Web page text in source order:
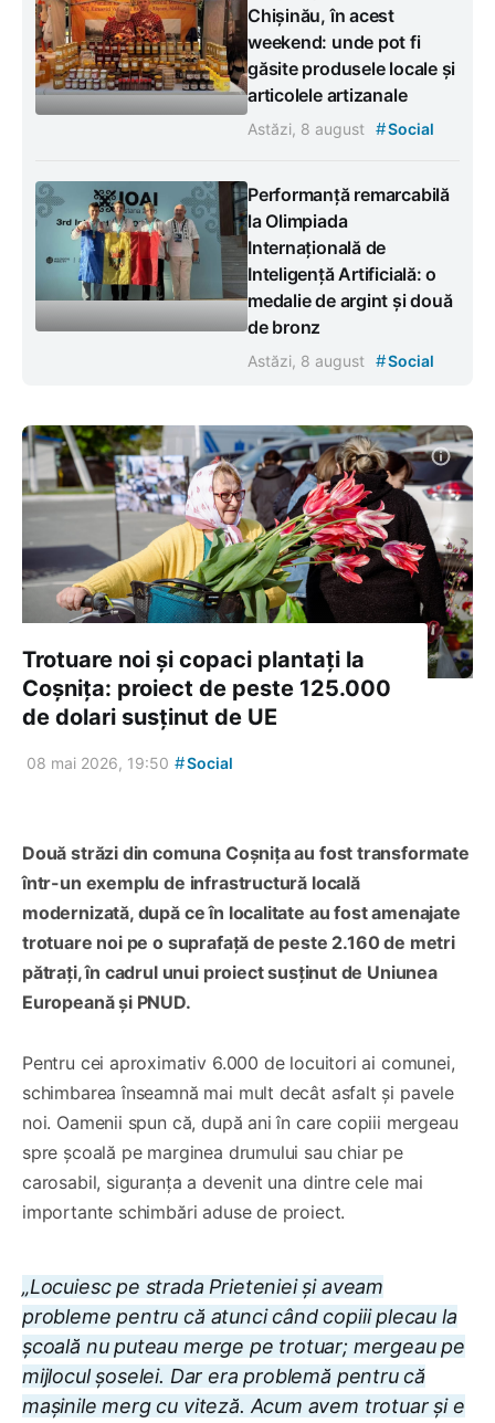
Chișinău, în acest
weekend: unde pot fi
găsite produsele locale și
articolele artizanale
Astăzi, 8 august #Social
Performanță remarcabilă
la Olimpiada
Internațională de
Inteligență Artificială: o
medalie de argint și două
de bronz
Astăzi, 8 august #Social
Trotuare noi și copaci plantați la
Coșnița: proiect de peste 125.000
de dolari susținut de UE
08 mai 2026, 19:50 #Social
Două străzi din comuna Coșnița au fost transformate
într-un exemplu de infrastructură locală
modernizată, după ce în localitate au fost amenajate
trotuare noi pe o suprafață de peste 2.160 de metri
pătrați, în cadrul unui proiect susținut de Uniunea
Europeană și PNUD.
Pentru cei aproximativ 6.000 de locuitori ai comunei,
schimbarea înseamnă mai mult decât asfalt și pavele
noi. Oamenii spun că, după ani în care copiii mergeau
spre școală pe marginea drumului sau chiar pe
carosabil, siguranța a devenit una dintre cele mai
importante schimbări aduse de proiect.
„Locuiesc pe strada Prieteniei și aveam
probleme pentru că atunci când copiii plecau la
școală nu puteau merge pe trotuar; mergeau pe
mijlocul șoselei. Dar era problemă pentru că
mașinile merg cu viteză. Acum avem trotuar și e